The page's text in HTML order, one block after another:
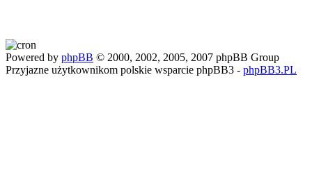
Powered by phpBB © 2000, 2002, 2005, 2007 phpBB Group
Przyjazne użytkownikom polskie wsparcie phpBB3 - phpBB3.PL